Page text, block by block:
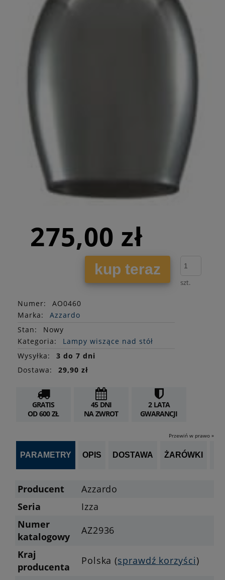
275,00 zł
kup teraz
szt.
Numer:
AO0460
Marka:
Azzardo
Stan:
Nowy
Kategoria:
Lampy wiszące nad stół
Wysyłka:
3 do 7 dni
Dostawa:
29,90 zł
GRATIS
OD 600 ZŁ
45 DNI
NA ZWROT
2 LATA
GWARANCJI
Przewiń w prawo »
PARAMETRY OPIS DOSTAWA ŻARÓWKI
Producent
Azzardo
Seria
Izza
Numer
katalogowy
AZ2936
Kraj
producenta
Polska (sprawdź korzyści)